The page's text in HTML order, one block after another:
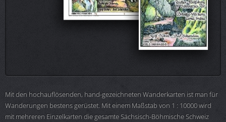
Mit den hochauflösenden, hand-gezeichneten Wanderkarten ist man für
Wanderungen bestens gerüstet. Mit einem Maßstab von 1 : 10000 wird
mit mehreren Einzelkarten die gesamte Sächsisch-Böhmische Schweiz